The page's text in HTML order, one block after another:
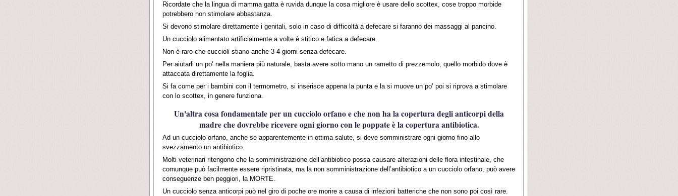
Ricordate che la lingua di mamma gatta è ruvida dunque la cosa migliore è usare dello scottex, cose troppo morbide
potrebbero non stimolare abbastanza.
Si devono stimolare direttamente i genitali, solo in caso di difficoltà a defecare si faranno dei massaggi al pancino.
Un cucciolo alimentato artificialmente a volte è stitico e fatica a defecare.
Non è raro che cuccioli stiano anche 3-4 giorni senza defecare.
Per aiutarli un po’ nella maniera più naturale, basta avere sotto mano un rametto di prezzemolo, quello morbido dove è
attaccata direttamente la foglia.
Si fa come per i bambini con il termometro, si inserisce appena la punta e la si muove un po’ poi si riprova a stimolare
con lo scottex, in genere funziona.
Un'altra cosa fondamentale per un cucciolo orfano e che non ha la copertura degli anticorpi della
madre che dovrebbe ricevere ogni giorno con le poppate è la copertura antibiotica.
Ad un cucciolo orfano, anche se apparentemente in ottima salute, si deve somministrare ogni giorno fino allo
svezzamento un antibiotico.
Molti veterinari ritengono che la somministrazione dell’antibiotico possa causare alterazioni delle flora intestinale, che
comunque può facilmente essere ripristinata, ma la non somministrazione dell’antibiotico a un cucciolo orfano, può avere
conseguenze ben peggiori, la MORTE.
Un cucciolo senza anticorpi può nel giro di poche ore morire a causa di infezioni batteriche che non sono poi così rare.